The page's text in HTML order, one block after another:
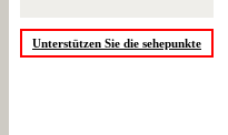
Unterstützen Sie die sehepunkte